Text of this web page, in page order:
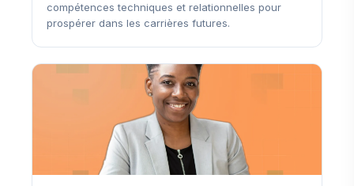
compétences techniques et relationnelles pour
prospérer dans les carrières futures.